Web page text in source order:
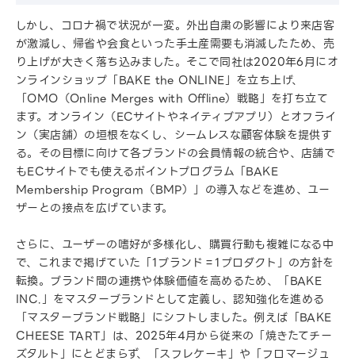
しかし、コロナ禍で状況が一変。外出自粛の影響により来店客
が激減し、帰省や会食といった手土産需要も消滅したため、売
り上げが大きく落ち込みました。そこで同社は2020年6月にオ
ンラインショップ「BAKE the ONLINE」を立ち上げ、
「OMO（Online Merges with Offline）戦略」を打ち立て
ます。オンライン（ECサイトやネイティブアプリ）とオフライ
ン（実店舗）の垣根をなくし、シームレスな顧客体験を提供す
る。その目標に向けて各ブランドの会員情報の統合や、店舗で
もECサイトでも使えるポイントプログラム「BAKE
Membership Program（BMP）」の導入などを進め、ユー
ザーとの接点を広げています。
さらに、ユーザーの嗜好が多様化し、購買行動も複雑になる中
で、これまで掲げていた「1ブランド＝1プロダクト」の方針を
転換。ブランド間の連携や体験価値を高めるため、「BAKE
INC.」をマスターブランドとして定義し、認知強化を進める
「マスターブランド戦略」にシフトしました。例えば「BAKE
CHEESE TART」は、2025年4月から従来の「焼きたてチー
ズタルト」にとどまらず、「スフレケーキ」や「フロマージュ